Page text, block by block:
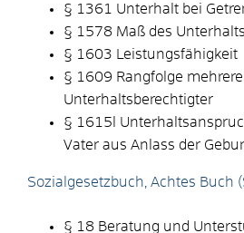
§ 1361 Unterhalt bei
§ 1578 Maß des Unterhalts
§ 1603 Leistungsfähigkeit
§ 1609 Rangfolge
Unterhaltsberechtigter
§ 1615l
Vater aus Anlass der
Sozialgesetzbuch, Achtes Buch
§ 18 Beratung und